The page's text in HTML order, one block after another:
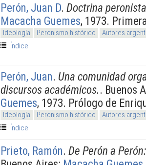
Perón, Juan D. Doctrina peronista
Macacha Guemes, 1973.
Ideología Peronismo histórico
Autores
Índice
Perón, Juan. Una comunidad
discursos académicos.. Buenos
Guemes, 1973. Prólogo de
Ideología Peronismo histórico
Autores
Índice
Prieto, Ramón. De Perón a